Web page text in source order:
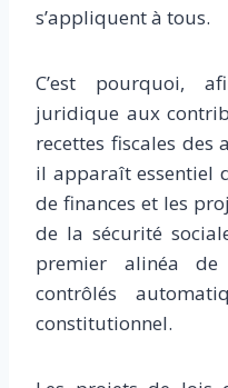
s’appliquent à tous.
C’est pourquoi,
juridique aux
recettes fiscales
il apparaît essentiel
de finances et les
de la sécurité
premier alinéa
contrôlés
constitutionnel.